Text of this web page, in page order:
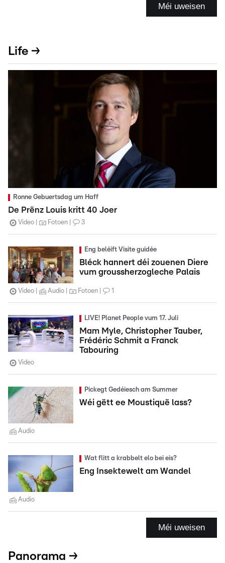
Méi uweisen
Life →
Ronne Gebuertsdag um Haff
De Prënz Louis kritt 40 Joer
Video Fotoen 3
Eng beléift Visite guidée
Bléck hannert déi zouenen Diere
vum groussherzogleche Palais
Video Audio Fotoen 1
LIVE! Planet People vum 17. Juli
Mam Myle, Christopher Tauber,
Frédéric Schmit a Franck
Tabouring
Video
Pickegt Gedéiesch am Summer
Wéi gëtt ee Moustiquë lass?
Audio
Wat flitt a krabbelt elo bei eis?
Eng Insektewelt am Wandel
Audio
Méi uweisen
Panorama →